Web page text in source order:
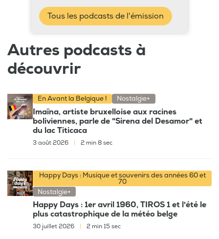
Tous les podcasts de l'émission
Autres podcasts à
découvrir
En Avant la Belgique ! Nostalgie+
Imaïna, artiste bruxelloise aux racines
boliviennes, parle de "Sirena del Desamor" et
du lac Titicaca
3 août 2026 2 min 8 sec
Happy Days : Musique et souvenirs des années 60 et
70
Nostalgie+
Happy Days : 1er avril 1960, TIROS 1 et l'été le
plus catastrophique de la météo belge
30 juillet 2026 | 2 min 15 sec